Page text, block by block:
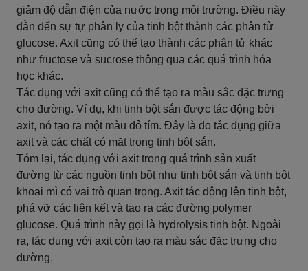
giảm độ dẫn điện của nước trong môi trường. Điều này
dẫn đến sự tự phân ly của tinh bột thành các phân tử
glucose. Axit cũng có thể tạo thành các phân tử khác
như fructose và sucrose thông qua các quá trình hóa
học khác.
Tác dụng với axit cũng có thể tạo ra màu sắc đặc trưng
cho đường. Ví dụ, khi tinh bột sắn được tác động bởi
axit, nó tạo ra một màu đỏ tím. Đây là do tác dụng giữa
axit và các chất có mặt trong tinh bột sắn.
Tóm lại, tác dụng với axit trong quá trình sản xuất
đường từ các nguồn tinh bột như tinh bột sắn và tinh bột
khoai mì có vai trò quan trọng. Axit tác động lên tinh bột,
phá vỡ các liên kết và tạo ra các đường polymer
glucose. Quá trình này gọi là hydrolysis tinh bột. Ngoài
ra, tác dụng với axit còn tạo ra màu sắc đặc trưng cho
đường.